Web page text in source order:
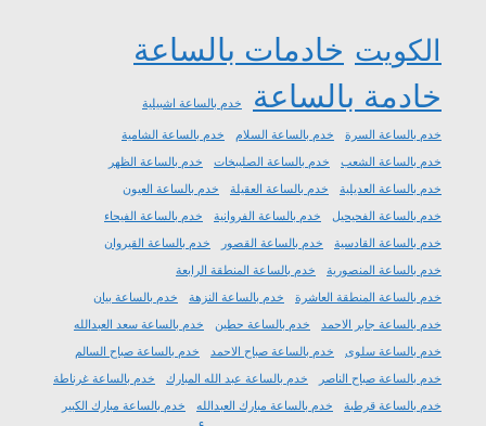
الكويت خادمات بالساعة
خادمة بالساعة
خدم بالساعة اشبيلية
خدم بالساعة السرة خدم بالساعة السلام
خدم بالساعة الشامية
خدم بالساعة الشعب
خدم بالساعة الصليبخات
خدم بالساعة الظهر
خدم بالساعة العديلية
خدم بالساعة العقيلة
خدم بالساعة العيون
خدم بالساعة الفحيحيل
خدم بالساعة الفروانية
خدم بالساعة الفيحاء
خدم بالساعة القادسية
خدم بالساعة القصور
خدم بالساعة القيروان
خدم بالساعة المنصورية
خدم بالساعة المنطقة الرابعة
خدم بالساعة المنطقة العاشرة
خدم بالساعة النزهة
خدم بالساعة بيان
خدم بالساعة جابر الاحمد
خدم بالساعة حطين
خدم بالساعة سعد العبدالله
خدم بالساعة سلوى
خدم بالساعة صباح الاحمد
خدم بالساعة صباح السالم
خدم بالساعة صباح الناصر
خدم بالساعة عبد الله المبارك
خدم بالساعة غرناطة
خدم بالساعة قرطبة
خدم بالساعة مبارك العبدالله خدم بالساعة مبارك الكبير